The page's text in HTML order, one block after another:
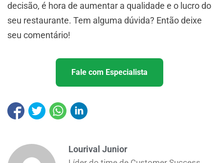
decisão, é hora de aumentar a qualidade e o lucro do
seu restaurante. Tem alguma dúvida? Então deixe
seu comentário!
Fale com Especialista
Lourival Junior